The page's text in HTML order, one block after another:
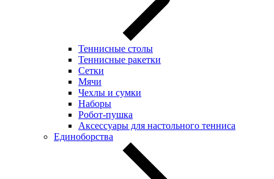
Теннисные столы
Теннисные ракетки
Сетки
Мячи
Чехлы и сумки
Наборы
Робот-пушка
Аксессуары для настольного тенниса
Единоборства